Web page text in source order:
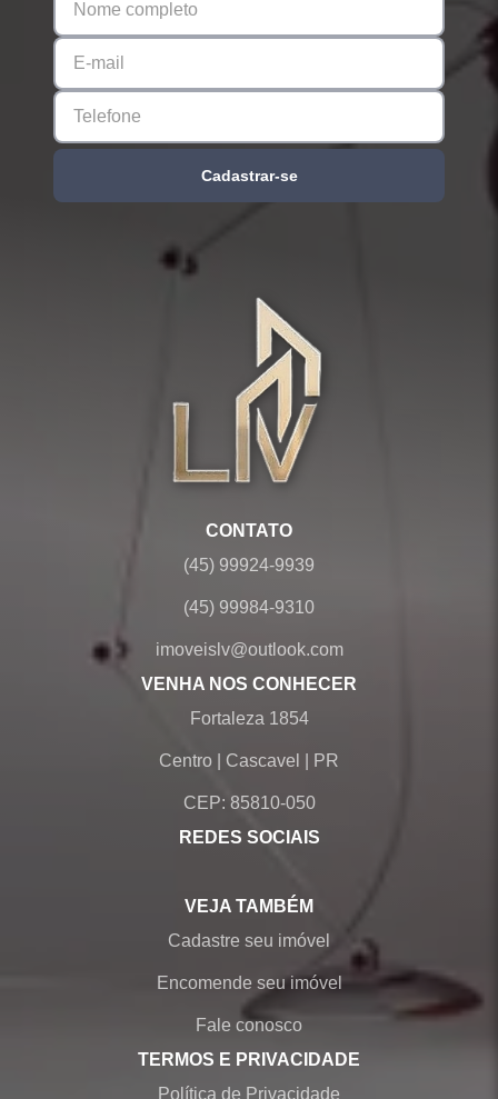
Cadastrar-se
CONTATO
(45) 99924-9939
(45) 99984-9310
imoveislv@outlook.com
VENHA NOS CONHECER
Fortaleza 1854
Centro Cascavel PR
CEP: 85810-050
REDES SOCIAIS
VEJA TAMBÉM
Cadastre seu imóvel
Encomende seu imóvel
Fale conosco
TERMOS E PRIVACIDADE
Política de Privacidade